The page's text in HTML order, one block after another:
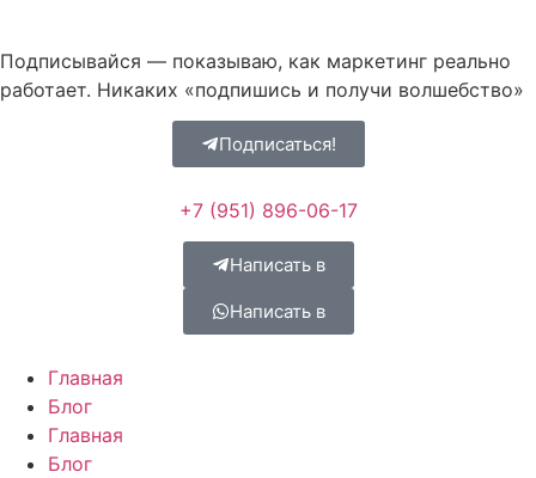
Подписывайся — показываю, как маркетинг реально
работает. Никаких «подпишись и получи волшебство»
Подписаться!
+7 (951) 896-06-17
Написать в
Написать в
Главная
Блог
Главная
Блог